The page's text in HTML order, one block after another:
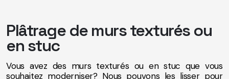
Plâtrage de murs texturés ou
en stuc
Vous avez des murs texturés ou en stuc que vous
souhaitez moderniser? Nous pouvons les lisser pour